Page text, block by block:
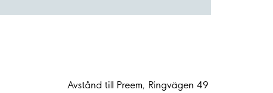
Avstånd till Preem, Ringvägen 49